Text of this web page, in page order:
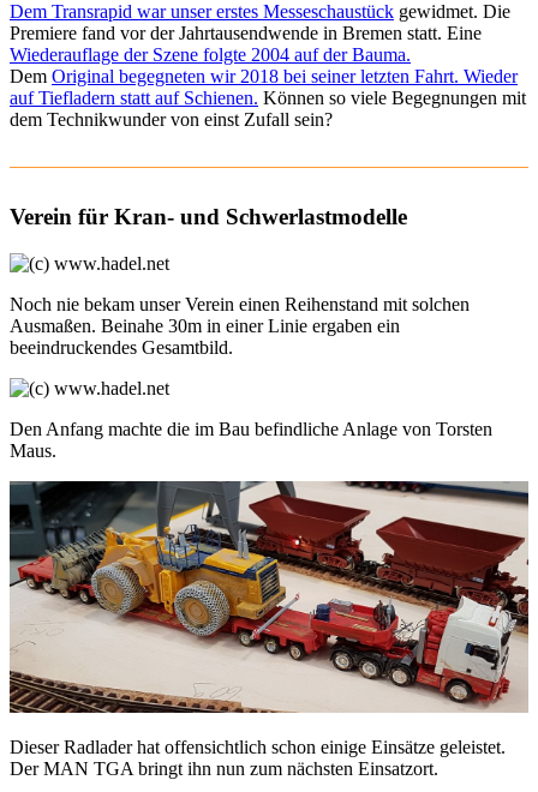
Dem Transrapid war unser erstes Messeschaustück gewidmet. Die
Premiere fand vor der Jahrtausendwende in Bremen statt. Eine
Wiederauflage der Szene folgte 2004 auf der Bauma.
Dem Original begegneten wir 2018 bei seiner letzten Fahrt. Wieder
auf Tiefladern statt auf Schienen. Können so viele Begegnungen mit
dem Technikwunder von einst Zufall sein?
Verein für Kran- und Schwerlastmodelle
Noch nie bekam unser Verein einen Reihenstand mit solchen
Ausmaßen. Beinahe 30m in einer Linie ergaben ein
beeindruckendes Gesamtbild.
Den Anfang machte die im Bau befindliche Anlage von Torsten
Maus.
Dieser Radlader hat offensichtlich schon einige Einsätze geleistet.
Der MAN TGA bringt ihn nun zum nächsten Einsatzort.